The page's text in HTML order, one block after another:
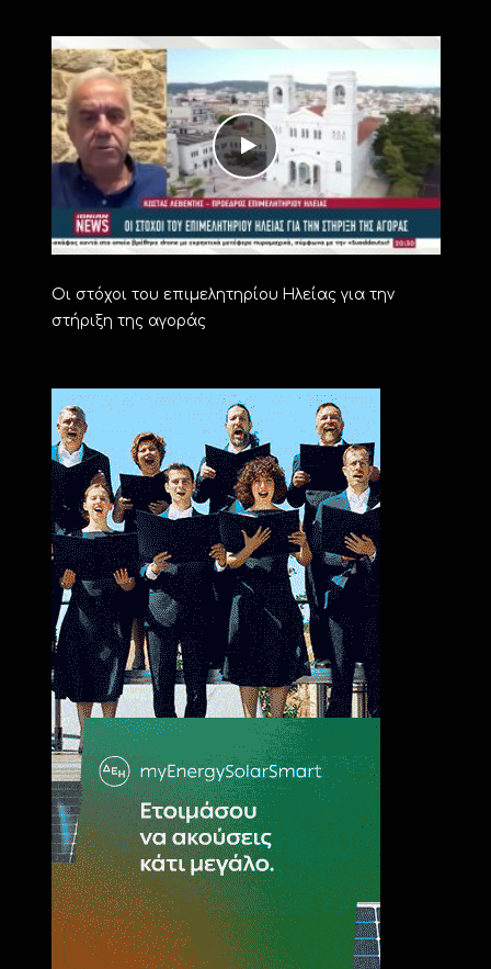
Οι στόχοι του επιμελητηρίου Ηλείας για την
στήριξη της αγοράς